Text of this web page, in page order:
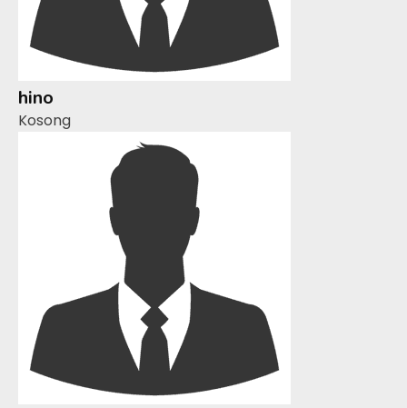
hino
Kosong